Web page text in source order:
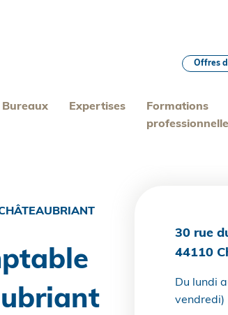
Bureaux Expertises
Formations
Offres
30 rue
44110
Du lundi
vendredi)